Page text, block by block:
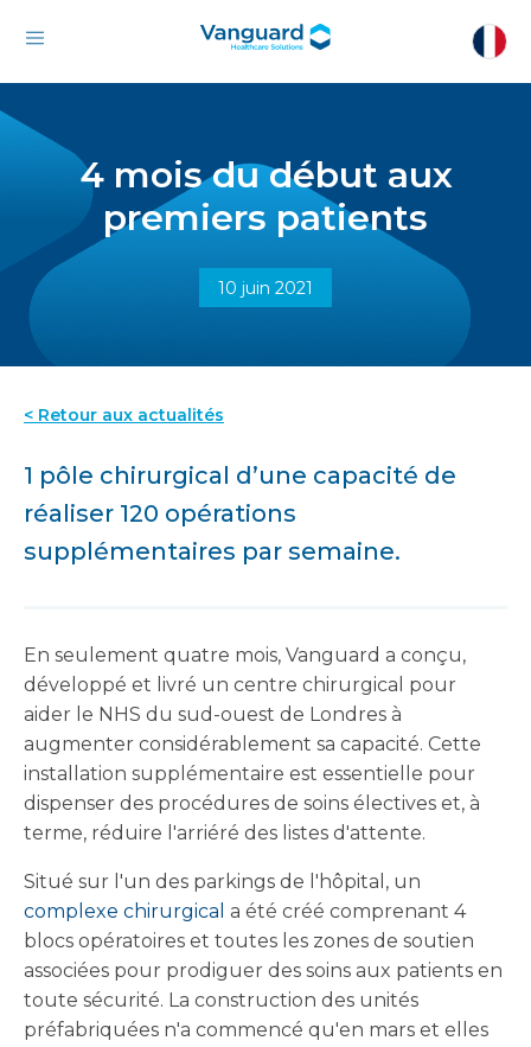
4 mois du début aux
premiers patients
10 juin 2021
< Retour aux actualités
1 pôle chirurgical d’une capacité de
réaliser 120 opérations
supplémentaires par semaine.
En seulement quatre mois, Vanguard a conçu,
développé et livré un centre chirurgical pour
aider le NHS du sud-ouest de Londres à
augmenter considérablement sa capacité. Cette
installation supplémentaire est essentielle pour
dispenser des procédures de soins électives et, à
terme, réduire l'arriéré des listes d'attente.
Situé sur l'un des parkings de l'hôpital, un
complexe chirurgical a été créé comprenant 4
blocs opératoires et toutes les zones de soutien
associées pour prodiguer des soins aux patients en
toute sécurité. La construction des unités
préfabriquées n'a commencé qu'en mars et elles